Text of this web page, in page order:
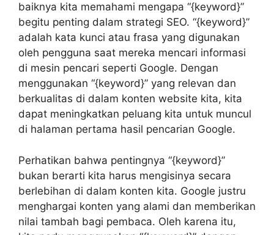
baiknya kita memahami mengapa “{keyword}”
begitu penting dalam strategi SEO. “{keyword}”
adalah kata kunci atau frasa yang digunakan
oleh pengguna saat mereka mencari informasi
di mesin pencari seperti Google. Dengan
menggunakan “{keyword}” yang relevan dan
berkualitas di dalam konten website kita, kita
dapat meningkatkan peluang kita untuk muncul
di halaman pertama hasil pencarian Google.
Perhatikan bahwa pentingnya “{keyword}”
bukan berarti kita harus mengisinya secara
berlebihan di dalam konten kita. Google justru
menghargai konten yang alami dan memberikan
nilai tambah bagi pembaca. Oleh karena itu,